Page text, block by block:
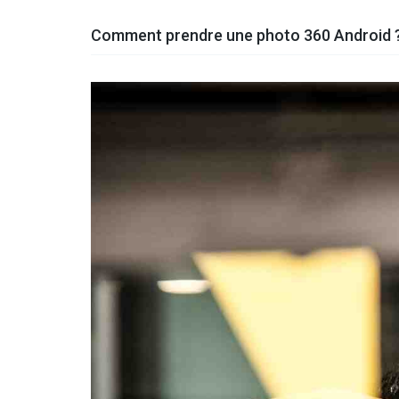
Comment prendre une photo 360 Android